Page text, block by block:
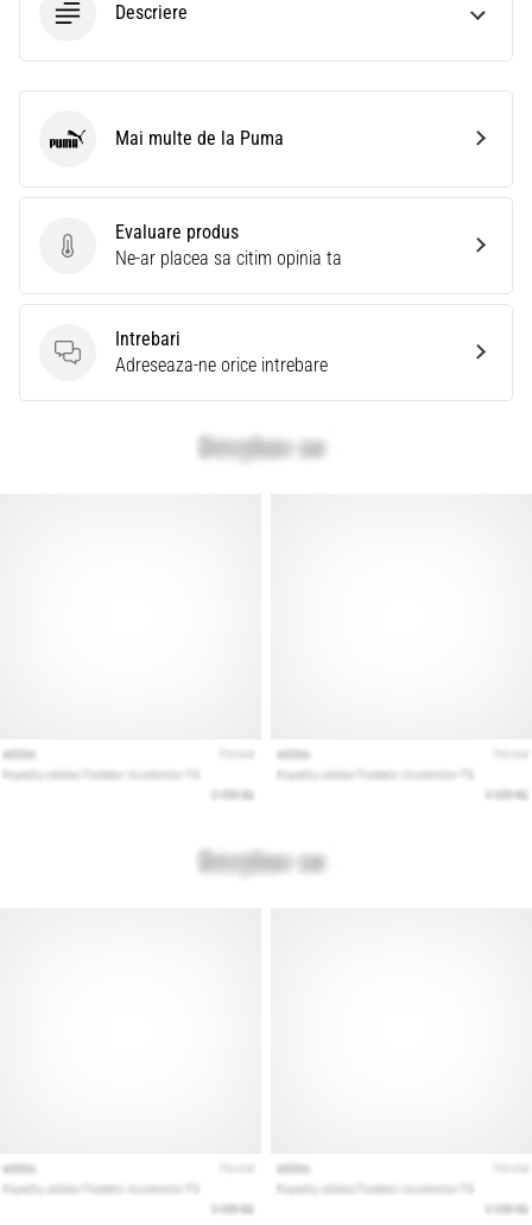
Descriere
Evaluare produs
Evaluare produs
Ne-ar placea sa citim opinia ta
Intrebari
Intrebari
Adreseaza-ne orice intrebare
Puma Mai multe de la Puma